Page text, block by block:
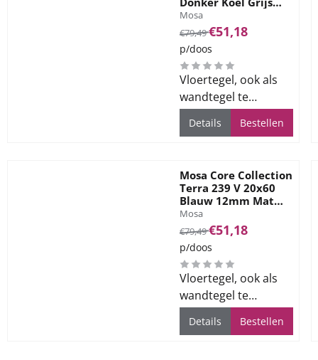
12mm Mat Ret R10
Merk:
Mosa
Van 79,49 voor 51,18
€79,49€51,18
p/doos
Vloertegel, ook als
wandtegel te
gebruiken, voor alle
ruimtes
Details Bestellen
Mosa Core Collection
Terra 239 V 20x60
Blauw 12mm Mat
Ret R10
Merk:
Mosa
Van 79,49 voor 51,18
€79,49€51,18
p/doos
Vloertegel, ook als
wandtegel te
gebruiken, voor alle
ruimtes
Details Bestellen